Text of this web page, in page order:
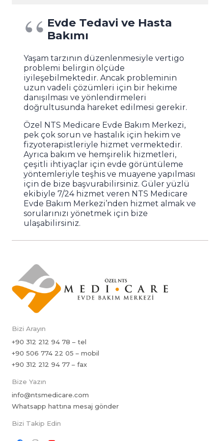
Evde Tedavi ve Hasta
Bakımı
Yaşam tarzının düzenlenmesiyle vertigo
problemi belirgin ölçüde
iyileşebilmektedir. Ancak probleminin
uzun vadeli çözümleri için bir hekime
danışılması ve yönlendirmeleri
doğrultusunda hareket edilmesi gerekir.
Özel NTS Medicare Evde Bakım Merkezi,
pek çok sorun ve hastalık için hekim ve
fizyoterapistleriyle hizmet vermektedir.
Ayrıca bakım ve hemşirelik hizmetleri,
çeşitli ihtiyaçlar için evde görüntüleme
yöntemleriyle teşhis ve muayene yapılması
için de bize başvurabilirsiniz. Güler yüzlü
ekibiyle 7/24 hizmet veren NTS Medicare
Evde Bakım Merkezi’nden hizmet almak ve
sorularınızı yönetmek için bize
ulaşabilirsiniz.
Bizi Arayın
+90 312 212 94 78 – tel
+90 506 774 22 05 – mobil
+90 312 212 94 77 – fax
Bize Yazın
info@ntsmedicare.com
Whatsapp hattına mesaj gönder
Bizi Takip Edin